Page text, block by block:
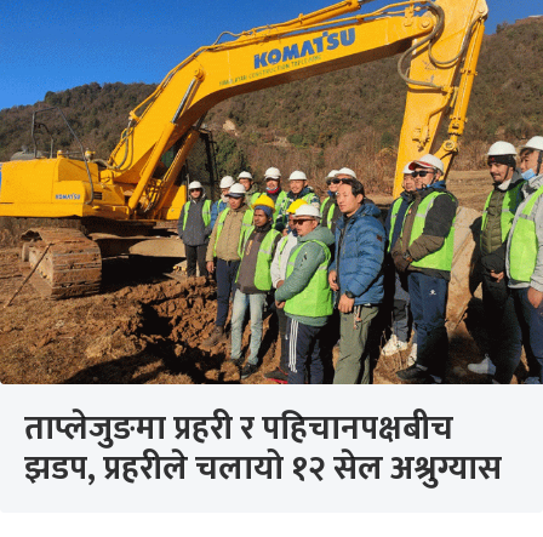
ताप्लेजुङमा प्रहरी र पहिचानपक्षबीच
झडप, प्रहरीले चलायो १२ सेल अश्रुग्यास